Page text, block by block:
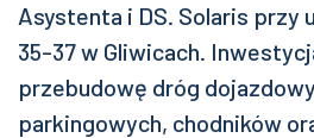
Asystenta i DS. Solaris przy
35-37 w Gliwicach.
przebudowę dróg
parkingowych, chodników